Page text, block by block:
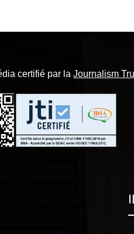
certifié par la Journalism